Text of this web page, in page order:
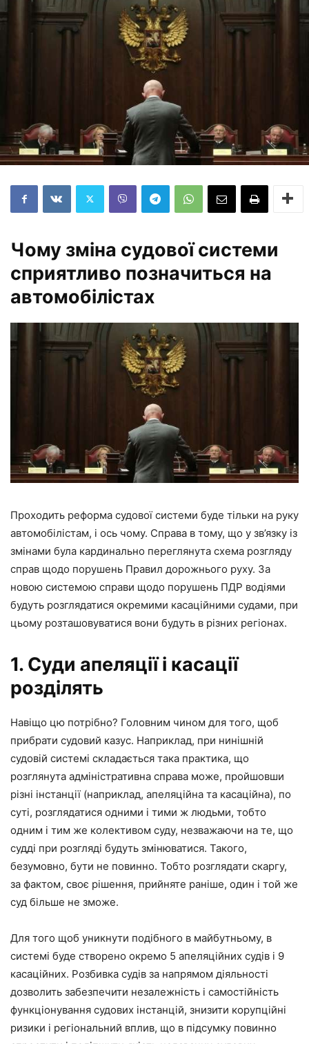
Чому зміна судової системи
сприятливо позначиться на
автомобілістах
Проходить реформа судової системи буде тільки на руку
автомобілістам, і ось чому. Справа в тому, що у зв’язку із
змінами була кардинально переглянута схема розгляду
справ щодо порушень Правил дорожнього руху. За
новою системою справи щодо порушень ПДР водіями
будуть розглядатися окремими касаційними судами, при
цьому розташовуватися вони будуть в різних регіонах.
1. Суди апеляції і касації
розділять
Навіщо цю потрібно? Головним чином для того, щоб
прибрати судовий казус. Наприклад, при нинішній
судовій системі складається така практика, що
розглянута адміністративна справа може, пройшовши
різні інстанції (наприклад, апеляційна та касаційна), по
суті, розглядатися одними і тими ж людьми, тобто
одним і тим же колективом суду, незважаючи на те, що
судді при розгляді будуть змінюватися. Такого,
безумовно, бути не повинно. Тобто розглядати скаргу,
за фактом, своє рішення, прийняте раніше, один і той же
суд більше не зможе.
Для того щоб уникнути подібного в майбутньому, в
системі буде створено окремо 5 апеляційних судів і 9
касаційних. Розбивка судів за напрямом діяльності
дозволить забезпечити незалежність і самостійність
функціонування судових інстанцій, знизити корупційні
ризики і регіональний вплив, що в підсумку повинно